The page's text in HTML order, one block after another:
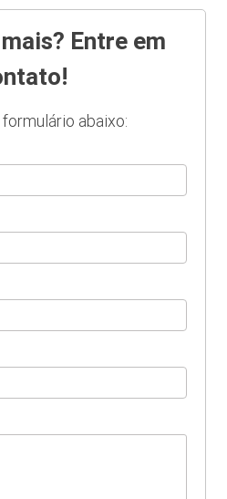
Entre em
abaixo: